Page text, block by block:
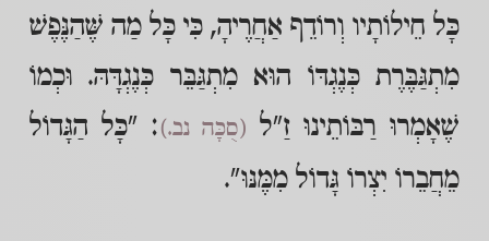
כָּל חֵילוֹתָיו וְרוֹדֵף אַחֲרֶיהָ, כִּי כָּל מַה שֶּׁהַנֶּפֶשׁ
מִתְגַּבֶּרֶת כְּנֶגְדּוֹ הוּא מִתְגַּבֵּר כְּנֶגְדָּהּ. וּכְמוֹ
שֶׁאָמְרוּ רַבּוֹתֵינוּ זַ"ל (סֻכָּה נב.): "כָּל הַגָּדוֹל
מֵחֲבֵרוֹ יִצְרוֹ גָּדוֹל מִמֶּנּוּ".